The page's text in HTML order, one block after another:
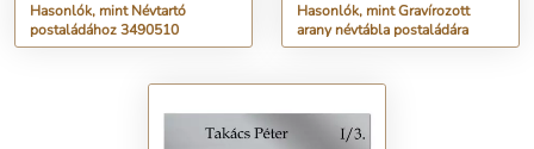
Hasonlók, mint Névtartó
postaládához 3490510
Hasonlók, mint Gravírozott
arany névtábla postaládára